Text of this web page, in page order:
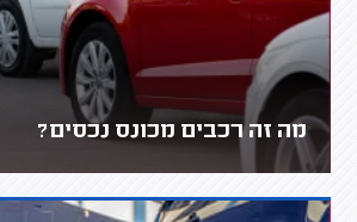
מה זה רכבים מכונס נכסים?